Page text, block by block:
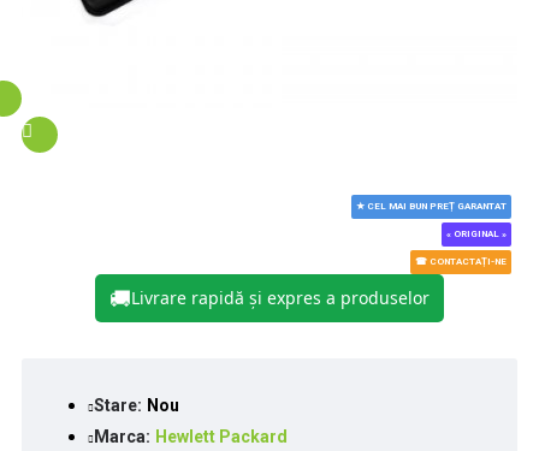
★ CEL MAI BUN PREȚ GARANTAT
« ORIGINAL »
☎ CONTACTAȚI-NE
🚚Livrare rapidă și expres a produselor
Stare: Nou
Marca: Hewlett Packard